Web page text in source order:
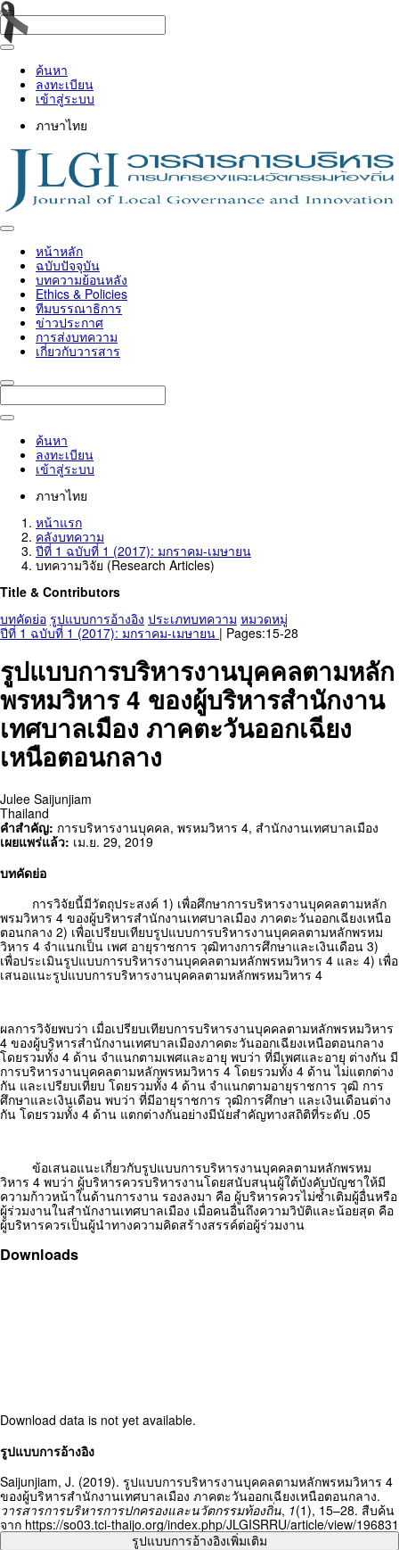
ค้นหา
ลงทะเบียน
เข้าสู่ระบบ
ภาษาไทย
Toggle
navigation
หน้าหลัก
ฉบับปัจจุบัน
บทความย้อนหลัง
Ethics & Policies
ทีมบรรณาธิการ
ข่าวประกาศ
การส่งบทความ
เกี่ยวกับวารสาร
ค้นหา
ลงทะเบียน
เข้าสู่ระบบ
ภาษาไทย
หน้าแรก
คลังบทความ
ปีที่ 1 ฉบับที่ 1 (2017): มกราคม-เมษายน
บทความวิจัย (Research Articles)
Title & Contributors
บทคัดย่อ รูปแบบการอ้างอิง ประเภทบทความ หมวดหมู่
ปีที่ 1 ฉบับที่ 1 (2017): มกราคม-เมษายน | Pages:15-28
รูปแบบการบริหารงานบุคคลตามหลัก
พรหมวิหาร 4 ของผู้บริหารสำนักงาน
เทศบาลเมือง ภาคตะวันออกเฉียง
เหนือตอนกลาง
Julee Saijunjiam
Thailand
คำสำคัญ: การบริหารงานบุคคล, พรหมวิหาร 4, สำนักงานเทศบาลเมือง
เผยแพร่แล้ว: เม.ย. 29, 2019
บทคัดย่อ
การวิจัยนี้มีวัตถุประสงค์ 1) เพื่อศึกษาการบริหารงานบุคคลตามหลัก
พรมวิหาร 4 ของผู้บริหารสำนักงานเทศบาลเมือง ภาคตะวันออกเฉียงเหนือ
ตอนกลาง 2) เพื่อเปรียบเทียบรูปแบบการบริหารงานบุคคลตามหลักพรหม
วิหาร 4 จำแนกเป็น เพศ อายุราชการ วุฒิทางการศึกษาและเงินเดือน 3)
เพื่อประเมินรูปแบบการบริหารงานบุคคลตามหลักพรหมวิหาร 4 และ 4) เพื่อ
เสนอแนะรูปแบบการบริหารงานบุคคลตามหลักพรหมวิหาร 4
ผลการวิจัยพบว่า เมื่อเปรียบเทียบการบริหารงานบุคคลตามหลักพรหมวิหาร
4 ของผู้บริหารสำนักงานเทศบาลเมืองภาคตะวันออกเฉียงเหนือตอนกลาง
โดยรวมทั้ง 4 ด้าน จำแนกตามเพศและอายุ พบว่า ที่มีเพศและอายุ ต่างกัน มี
การบริหารงานบุคคลตามหลักพรหมวิหาร 4 โดยรวมทั้ง 4 ด้าน ไม่แตกต่าง
กัน และเปรียบเทียบ โดยรวมทั้ง 4 ด้าน จำแนกตามอายุราชการ วุฒิ การ
ศึกษาและเงินเดือน พบว่า ที่มีอายุราชการ วุฒิการศึกษา และเงินเดือนต่าง
กัน โดยรวมทั้ง 4 ด้าน แตกต่างกันอย่างมีนัยสำคัญทางสถิติที่ระดับ .05
ข้อเสนอแนะเกี่ยวกับรูปแบบการบริหารงานบุคคลตามหลักพรหม
วิหาร 4 พบว่า ผู้บริหารควรบริหารงานโดยสนับสนุนผู้ใต้บังคับบัญชาให้มี
ความก้าวหน้าในด้านการงาน รองลงมา คือ ผู้บริหารควรไม่ซ้ำเติมผู้อื่นหรือ
ผู้ร่วมงานในสำนักงานเทศบาลเมือง เมื่อคนอื่นถึงความวิบัติและน้อยสุด คือ
ผู้บริหารควรเป็นผู้นำทางความคิดสร้างสรรค์ต่อผู้ร่วมงาน
Downloads
Download data is not yet available.
Article
Details
รูปแบบการอ้างอิง
Saijunjiam, J. (2019). รูปแบบการบริหารงานบุคคลตามหลักพรหมวิหาร 4
ของผู้บริหารสำนักงานเทศบาลเมือง ภาคตะวันออกเฉียงเหนือตอนกลาง.
วารสารการบริหารการปกครองและนวัตกรรมท้องถิ่น, 1(1), 15–28. สืบค้น
จาก https://so03.tci-thaijo.org/index.php/JLGISRRU/article/view/196831
รูปแบบการอ้างอิงเพิ่มเติม